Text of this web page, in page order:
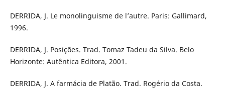
DERRIDA, J. Le monolinguisme de l’autre. Paris: Gallimard,
1996.
DERRIDA, J. Posições. Trad. Tomaz Tadeu da Silva. Belo
Horizonte: Autêntica Editora, 2001.
DERRIDA, J. A farmácia de Platão. Trad. Rogério da Costa.